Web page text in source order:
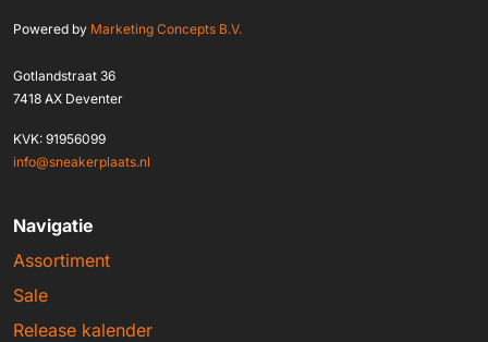
Powered by Marketing Concepts B.V.
Gotlandstraat 36
7418 AX Deventer
KVK: 91956099
info@sneakerplaats.nl
Navigatie
Assortiment
Sale
Release kalender